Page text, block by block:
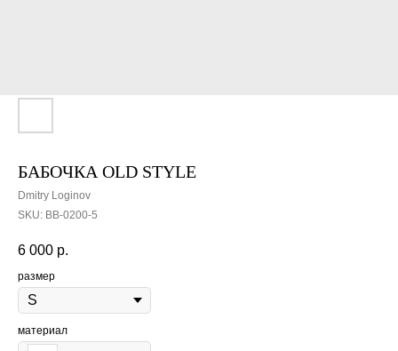
БАБОЧКА OLD STYLE
Dmitry Loginov
SKU: BB-0200-5
6 000 р.
размер
материал